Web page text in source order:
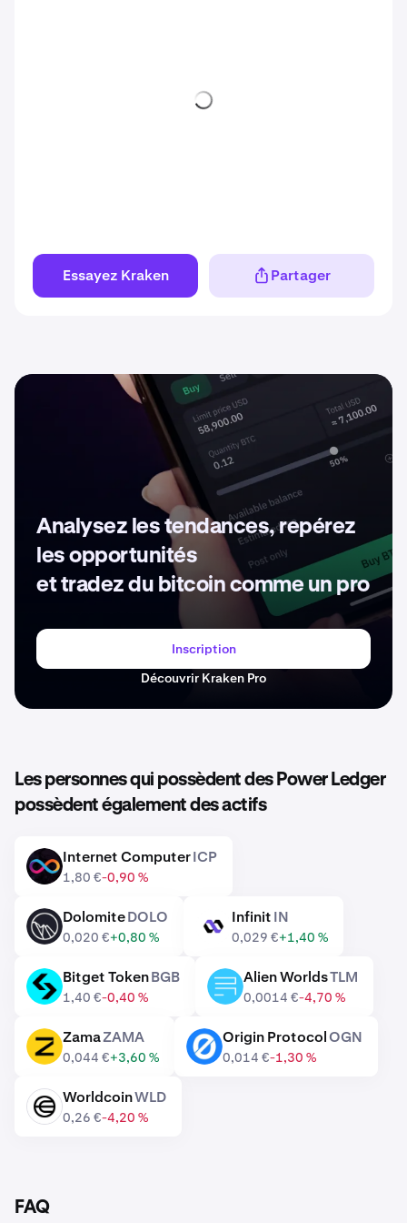
Essayez Kraken Partager
Analysez les tendances, repérez
les opportunités
et tradez du bitcoin comme un pro
Inscription
Découvrir Kraken Pro
Les personnes qui possèdent des Power Ledger
possèdent également des actifs
ICP Internet ComputerICP
1,80 €-0,90 %
DOLO DolomiteDOLO
0,020 €+0,80 %
IN InfinitIN
0,029 €+1,40 %
BGB Bitget TokenBGB
1,40 €-0,40 %
TLM Alien WorldsTLM
0,0014 €-4,70 %
ZAMA ZamaZAMA
0,044 €+3,60 %
OGN Origin ProtocolOGN
0,014 €-1,30 %
WLD WorldcoinWLD
0,26 €-4,20 %
FAQ